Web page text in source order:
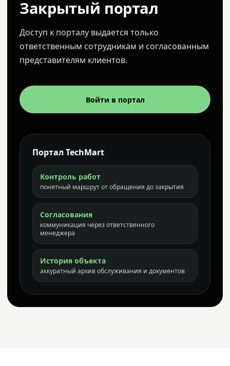
Закрытый портал
Доступ к порталу выдается только
ответственным сотрудникам и согласованным
представителям клиентов.
Войти в портал
Портал TechMart
Контроль работ
понятный маршрут от обращения до закрытия
Согласования
коммуникация через ответственного
менеджера
История объекта
аккуратный архив обслуживания и документов